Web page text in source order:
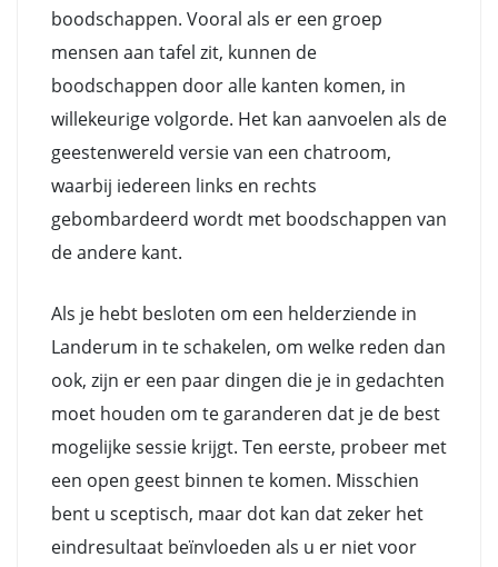
boodschappen. Vooral als er een groep
mensen aan tafel zit, kunnen de
boodschappen door alle kanten komen, in
willekeurige volgorde. Het kan aanvoelen als de
geestenwereld versie van een chatroom,
waarbij iedereen links en rechts
gebombardeerd wordt met boodschappen van
de andere kant.
Als je hebt besloten om een helderziende in
Landerum in te schakelen, om welke reden dan
ook, zijn er een paar dingen die je in gedachten
moet houden om te garanderen dat je de best
mogelijke sessie krijgt. Ten eerste, probeer met
een open geest binnen te komen. Misschien
bent u sceptisch, maar dot kan dat zeker het
eindresultaat beïnvloeden als u er niet voor